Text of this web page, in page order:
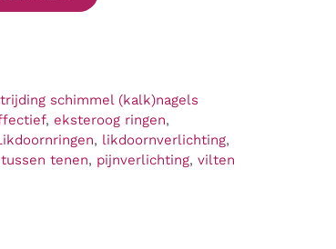
schimmel (kalk)nagels
, eksteroog ringen,
, likdoornverlichting,
tenen, pijnverlichting, vilten